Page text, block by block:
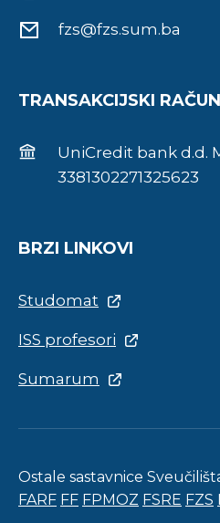
fzs@fzs.sum.ba
TRANSAKCIJSKI RAČUN
UniCredit bank d.d.
3381302271325623
BRZI LINKOVI
Studomat
ISS profesori
Sumarum
Ostale sastavnice
FARF FF FPMOZ FSRE FZS